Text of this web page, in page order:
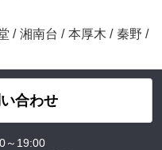
/ 湘南台 / 本厚木 / 秦野 /
合わせ
～19:00